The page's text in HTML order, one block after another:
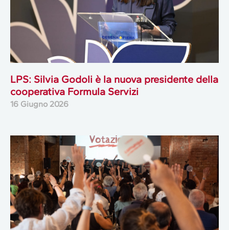
LPS: Silvia Godoli è la nuova presidente della
cooperativa Formula Servizi
16 Giugno 2026